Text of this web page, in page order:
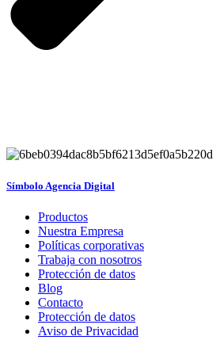
Símbolo Agencia Digital
Productos
Nuestra Empresa
Políticas corporativas
Trabaja con nosotros
Protección de datos
Blog
Contacto
Protección de datos
Aviso de Privacidad